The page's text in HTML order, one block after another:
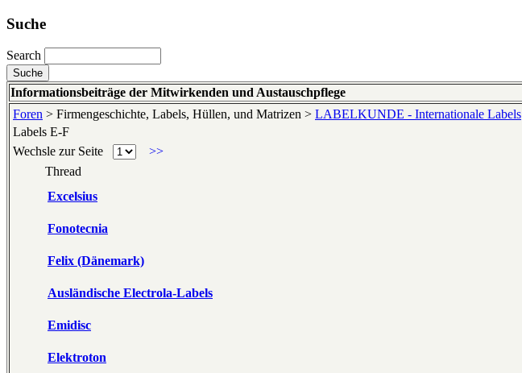
Suche
Search
Informationsbeiträge der Mitwirkenden und Austauschpflege
Foren > Firmengeschichte, Labels, Hüllen, und Matrizen > LABELKUNDE - Internationale Labels
Labels E-F
Wechsle zur Seite
>>
Thread
Excelsius
Fonotecnia
Felix (Dänemark)
Ausländische Electrola-Labels
Emidisc
Elektroton